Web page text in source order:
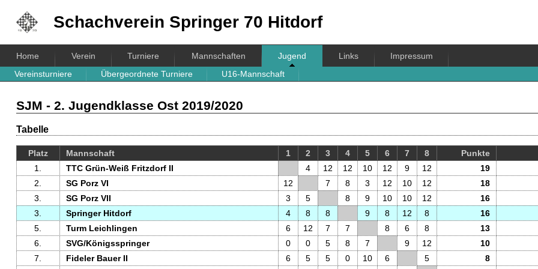
Schachverein Springer 70 Hitdorf
Home Verein Turniere Mannschaften Jugend Links
Impressum
Vereinsturniere
Übergeordnete Turniere U16-Mannschaft
SJM - 2. Jugendklasse Ost 2019/2020
Tabelle
Platz Mannschaft 1 2 3 4 5 6 7 8 Punkte
1.
TTC Grün-Weiß Fritzdorf II 4 12 12 10 12 9 12 19
2.
SG Porz VI 12 7 8 3 12 10 12 18
3.
SG Porz VII 3 5 8 9 10 10 12 16
3.
Springer Hitdorf 4 8 8 9 8 12 8 16
5.
Turm Leichlingen 6 12 7 7 8 6 8 13
6.
SVG/Königs­springer 0 0 5 8 7 9 12 10
7.
Fideler Bauer II 6 5 5 0 10 6 5 8